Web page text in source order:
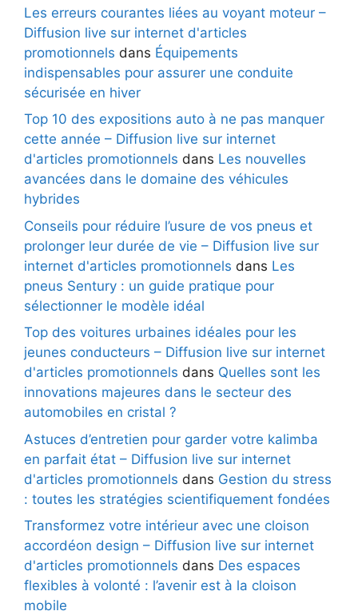
Les erreurs courantes liées au voyant moteur –
Diffusion live sur internet d'articles
promotionnels dans Équipements
indispensables pour assurer une conduite
sécurisée en hiver
Top 10 des expositions auto à ne pas manquer
cette année – Diffusion live sur internet
d'articles promotionnels dans Les nouvelles
avancées dans le domaine des véhicules
hybrides
Conseils pour réduire l’usure de vos pneus et
prolonger leur durée de vie – Diffusion live sur
internet d'articles promotionnels dans Les
pneus Sentury : un guide pratique pour
sélectionner le modèle idéal
Top des voitures urbaines idéales pour les
jeunes conducteurs – Diffusion live sur internet
d'articles promotionnels dans Quelles sont les
innovations majeures dans le secteur des
automobiles en cristal ?
Astuces d’entretien pour garder votre kalimba
en parfait état – Diffusion live sur internet
d'articles promotionnels dans Gestion du stress
: toutes les stratégies scientifiquement fondées
Transformez votre intérieur avec une cloison
accordéon design – Diffusion live sur internet
d'articles promotionnels dans Des espaces
flexibles à volonté : l’avenir est à la cloison
mobile